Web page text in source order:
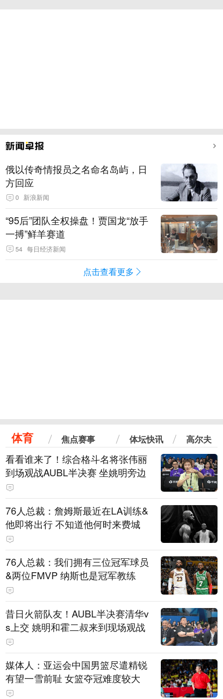
俄以传奇情报员之名命名岛屿，日
方回应
0 新浪新闻
“95后”团队全权操盘！贾国龙“放手
一搏”鲜羊赛道
54 每日经济新闻
点击查看更多
体育 焦点赛事 体坛快讯 高尔夫
看看谁来了！综合格斗名将张伟丽
到场观战AUBL半决赛 坐姚明旁边
76人总裁：詹姆斯最近在LA训练&
他即将出行 不知道他何时来费城
76人总裁：我们拥有三位冠军球员
&两位FMVP 纳斯也是冠军教练
昔日火箭队友！AUBL半决赛清华v
s上交 姚明和霍二叔来到现场观战
媒体人：亚运会中国男篮尽遣精锐
有望一雪前耻 女篮夺冠难度较大